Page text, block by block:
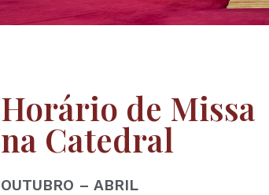
Horário de Missa
na Catedral
OUTUBRO – ABRIL